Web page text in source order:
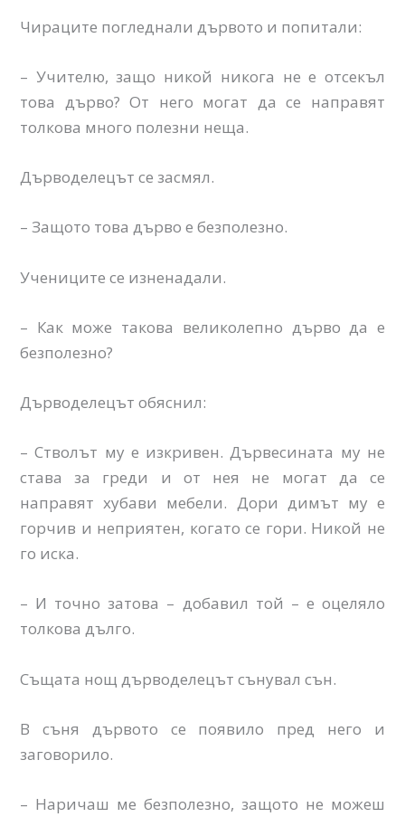
Чираците погледнали дървото и попитали:
– Учителю, защо никой никога не е отсекъл
това дърво? От него могат да се направят
толкова много полезни неща.
Дърводелецът се засмял.
– Защото това дърво е безполезно.
Учениците се изненадали.
– Как може такова великолепно дърво да е
безполезно?
Дърводелецът обяснил:
– Стволът му е изкривен. Дървесината му не
става за греди и от нея не могат да се
направят хубави мебели. Дори димът му е
горчив и неприятен, когато се гори. Никой не
го иска.
– И точно затова – добавил той – е оцеляло
толкова дълго.
Същата нощ дърводелецът сънувал сън.
В съня дървото се появило пред него и
заговорило.
– Наричаш ме безполезно, защото не можеш